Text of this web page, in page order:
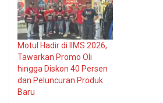
Motul Hadir di IIMS 2026,
Tawarkan Promo Oli
hingga Diskon 40 Persen
dan Peluncuran Produk
Baru